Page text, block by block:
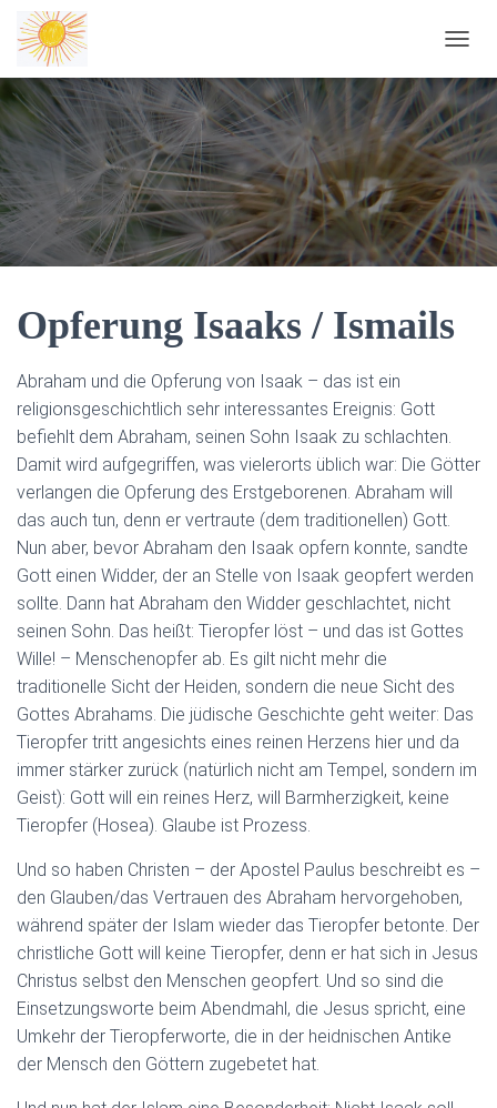
Opferung Isaaks / Ismails
Abraham und die Opferung von Isaak – das ist ein
religionsgeschichtlich sehr interessantes Ereignis: Gott
befiehlt dem Abraham, seinen Sohn Isaak zu schlachten.
Damit wird aufgegriffen, was vielerorts üblich war: Die Götter
verlangen die Opferung des Erstgeborenen. Abraham will
das auch tun, denn er vertraute (dem traditionellen) Gott.
Nun aber, bevor Abraham den Isaak opfern konnte, sandte
Gott einen Widder, der an Stelle von Isaak geopfert werden
sollte. Dann hat Abraham den Widder geschlachtet, nicht
seinen Sohn. Das heißt: Tieropfer löst – und das ist Gottes
Wille! – Menschenopfer ab. Es gilt nicht mehr die
traditionelle Sicht der Heiden, sondern die neue Sicht des
Gottes Abrahams. Die jüdische Geschichte geht weiter: Das
Tieropfer tritt angesichts eines reinen Herzens hier und da
immer stärker zurück (natürlich nicht am Tempel, sondern im
Geist): Gott will ein reines Herz, will Barmherzigkeit, keine
Tieropfer (Hosea). Glaube ist Prozess.
Und so haben Christen – der Apostel Paulus beschreibt es –
den Glauben/das Vertrauen des Abraham hervorgehoben,
während später der Islam wieder das Tieropfer betonte. Der
christliche Gott will keine Tieropfer, denn er hat sich in Jesus
Christus selbst den Menschen geopfert. Und so sind die
Einsetzungsworte beim Abendmahl, die Jesus spricht, eine
Umkehr der Tieropferworte, die in der heidnischen Antike
der Mensch den Göttern zugebetet hat.